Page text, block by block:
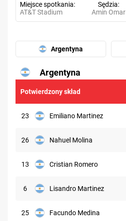
Miejsce spotkania
AT&T Stadium
Sędzia
Amin Omar
Argentyna
Argentyna
Potwierdzony skład
23 Emiliano Martinez
26 Nahuel Molina
13 Cristian Romero
6 Lisandro Martinez
25 Facundo Medina